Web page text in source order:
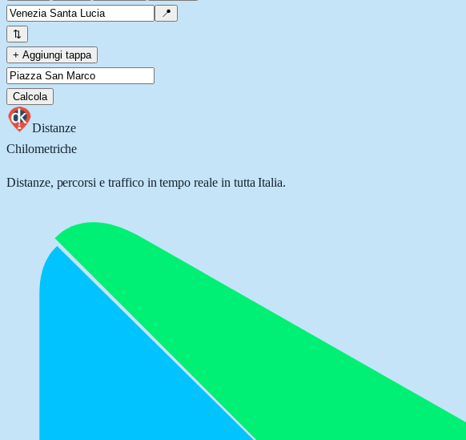
📍
⇅
+ Aggiungi tappa
Calcola
Distanze
Chilometriche
Distanze, percorsi e traffico in tempo reale in tutta Italia.